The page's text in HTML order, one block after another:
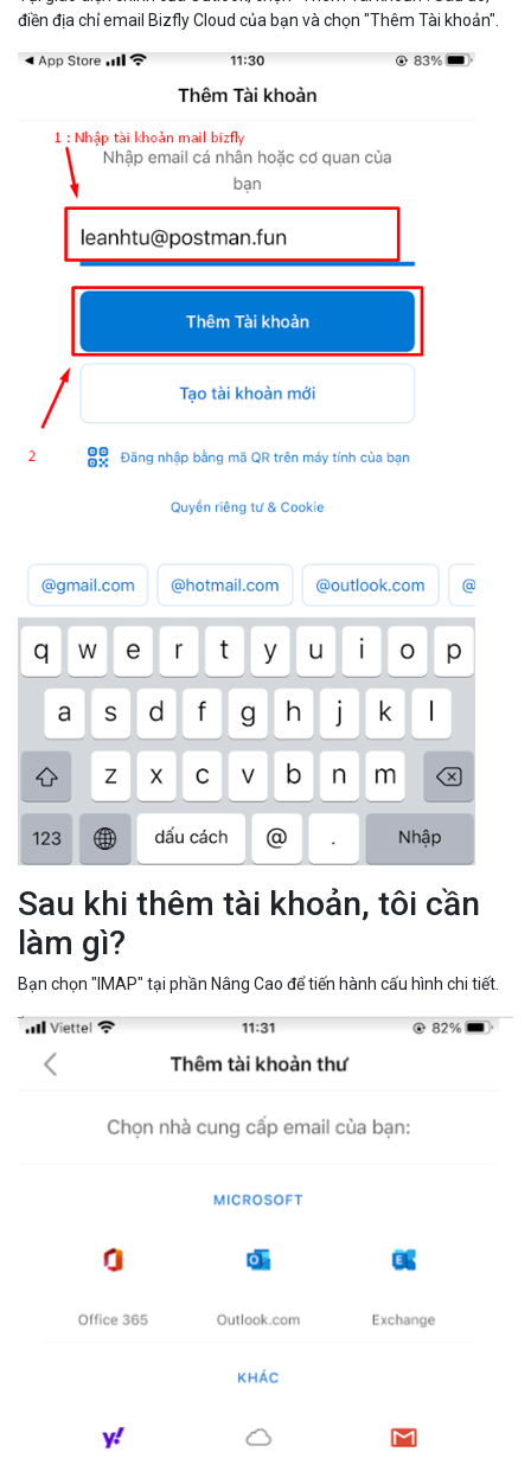
điền địa chỉ email Bizfly Cloud của bạn và chọn "Thêm Tài khoản".
Sau khi thêm tài khoản, tôi cần
làm gì?
Bạn chọn "IMAP" tại phần Nâng Cao để tiến hành cấu hình chi tiết.